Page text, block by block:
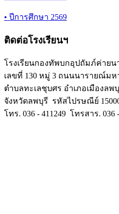
ข่าว / กิจกรรม
• ปีการศึกษา 2566
• ปีการศึกษา 2567
• ปีการศึกษา 2568
• ปีการศึกษา 2569